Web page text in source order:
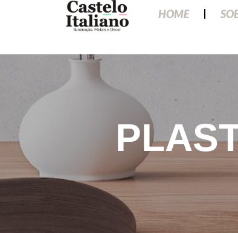
HOME